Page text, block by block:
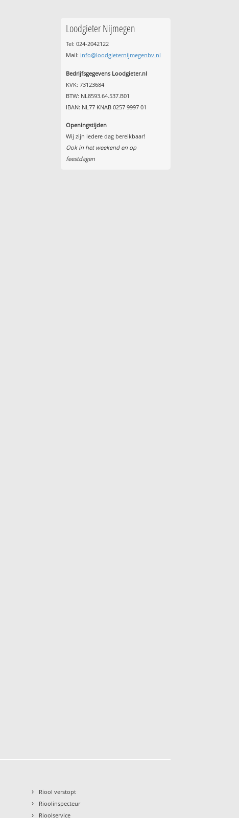
Loodgieter Nijmegen
Tel: 024-2042122
Mail: info@loodgieternijmegenbv.nl
Bedrijfsgegevens Loodgieter.nl
KVK: 73123684
BTW: NL8593.64.537.B01
IBAN: NL77 KNAB 0257 9997 01
Openingstijden
Wij zijn iedere dag bereikbaar!
Ook in het weekend en op
feestdagen
› Riool verstopt
› Rioolinspecteur
› Rioolservice